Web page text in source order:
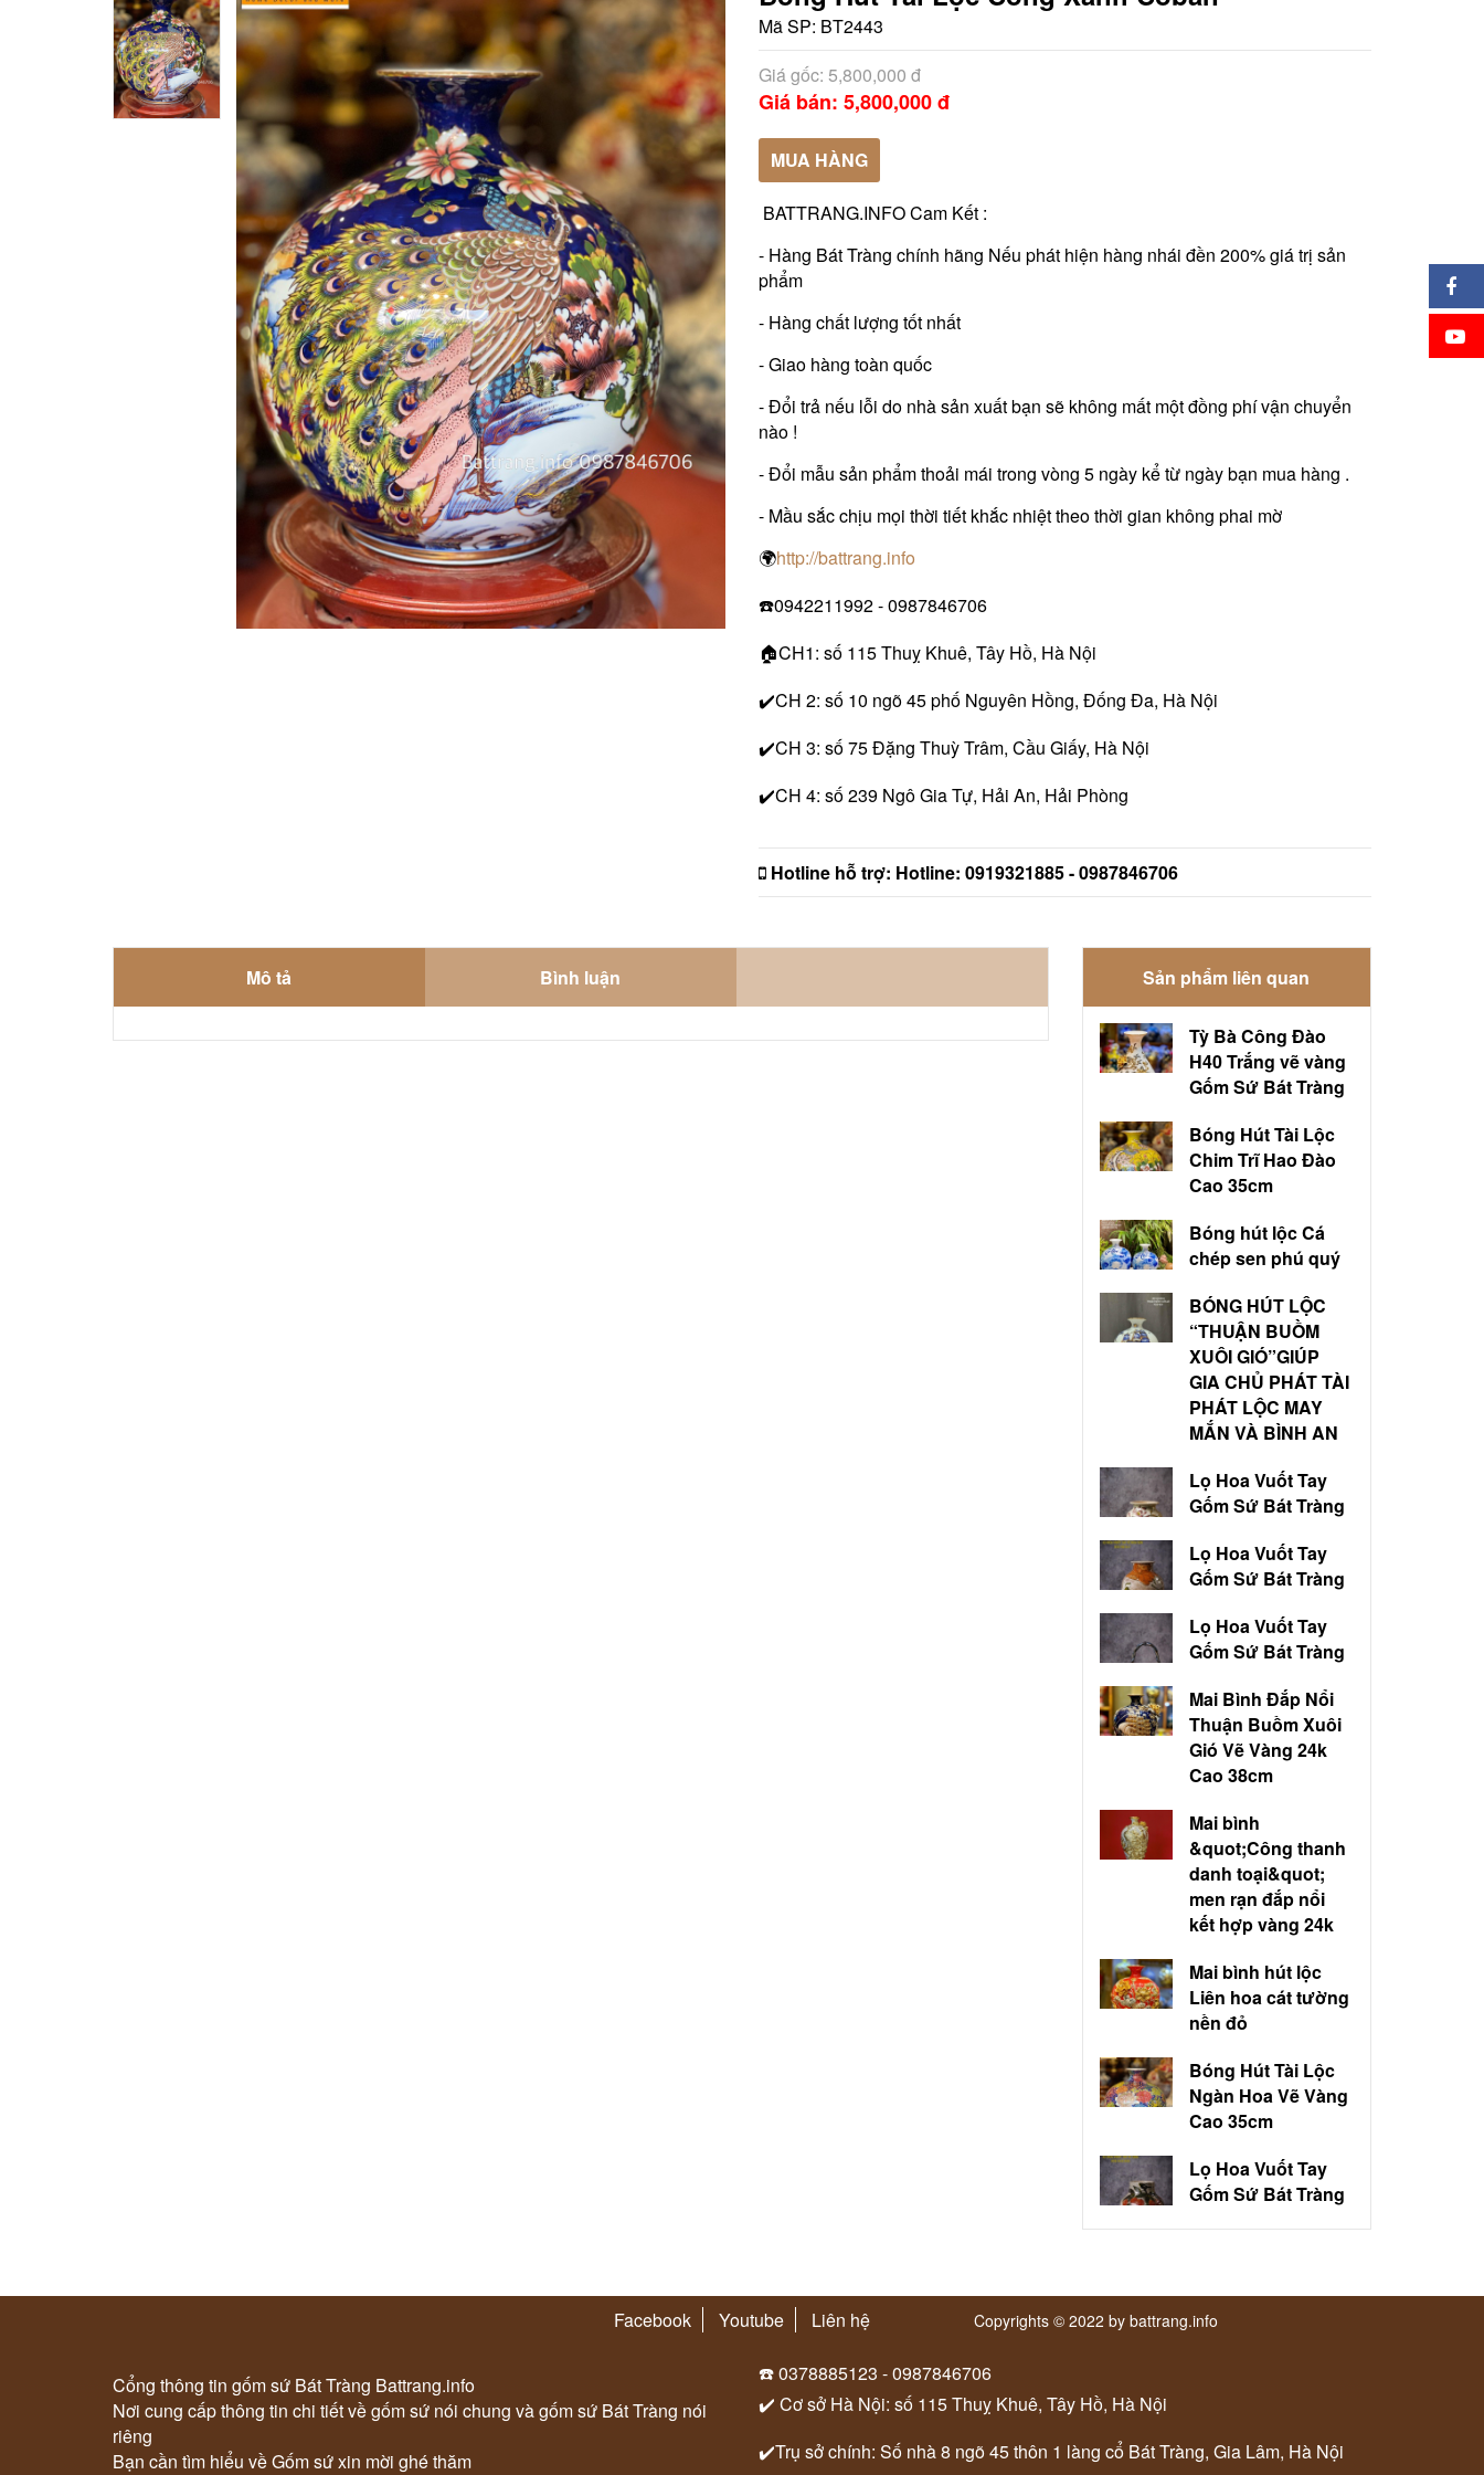
Mã SP: BT2443
Giá gốc: 5,800,000 đ
Giá bán: 5,800,000 đ
MUA HÀNG
BATTRANG.INFO Cam Kết :
- Hàng Bát Tràng chính hãng Nếu phát hiện hàng nhái đền 200% giá trị sản
phẩm
- Hàng chất lượng tốt nhất
- Giao hàng toàn quốc
- Đổi trả nếu lỗi do nhà sản xuất bạn sẽ không mất một đồng phí vận chuyển
nào !
- Đổi mẫu sản phẩm thoải mái trong vòng 5 ngày kể từ ngày bạn mua hàng .
- Mầu sắc chịu mọi thời tiết khắc nhiệt theo thời gian không phai mờ
🌍http://battrang.info
☎️0942211992 - 0987846706
🏠CH1: số 115 Thuỵ Khuê, Tây Hồ, Hà Nội
✔️CH 2: số 10 ngõ 45 phố Nguyên Hồng, Đống Đa, Hà Nội
✔️CH 3: số 75 Đặng Thuỳ Trâm, Cầu Giấy, Hà Nội
✔️CH 4: số 239 Ngô Gia Tự, Hải An, Hải Phòng
Hotline hỗ trợ: Hotline: 0919321885 - 0987846706
Mô tả Bình luận Sản phẩm liên quan
Tỳ Bà Công Đào
H40 Trắng vẽ vàng
Gốm Sứ Bát Tràng
Bóng Hút Tài Lộc
Chim Trĩ Hao Đào
Cao 35cm
Bóng hút lộc Cá
chép sen phú quý
BÓNG HÚT LỘC
“THUẬN BUỒM
XUÔI GIÓ”GIÚP
GIA CHỦ PHÁT TÀI
PHÁT LỘC MAY
MẮN VÀ BÌNH AN
Lọ Hoa Vuốt Tay
Gốm Sứ Bát Tràng
Lọ Hoa Vuốt Tay
Gốm Sứ Bát Tràng
Lọ Hoa Vuốt Tay
Gốm Sứ Bát Tràng
Mai Bình Đắp Nổi
Thuận Buồm Xuôi
Gió Vẽ Vàng 24k
Cao 38cm
Mai bình
&quot;Công thanh
danh toại&quot;
men rạn đắp nổi
kết hợp vàng 24k
Mai bình hút lộc
Liên hoa cát tường
nền đỏ
Bóng Hút Tài Lộc
Ngàn Hoa Vẽ Vàng
Cao 35cm
Lọ Hoa Vuốt Tay
Gốm Sứ Bát Tràng
Facebook Youtube Liên hệ Copyrights © 2022 by battrang.info
Cổng thông tin gốm sứ Bát Tràng Battrang.info
Nơi cung cấp thông tin chi tiết về gốm sứ nói chung và gốm sứ Bát Tràng nói
riêng
Bạn cần tìm hiểu về Gốm sứ xin mời ghé thăm
☎️ 0378885123 - 0987846706
✔️ Cơ sở Hà Nội: số 115 Thuỵ Khuê, Tây Hồ, Hà Nội
✔️Trụ sở chính: Số nhà 8 ngõ 45 thôn 1 làng cổ Bát Tràng, Gia Lâm, Hà Nội